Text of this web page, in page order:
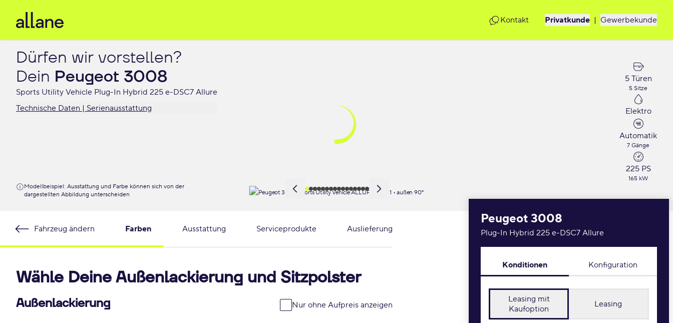
Kontakt Privatkunde | Gewerbekunde
Dürfen wir vorstellen?
Dein Peugeot 3008
Sports Utility Vehicle Plug-In Hybrid 225 e-DSC7 Allure
Technische Daten | Serienausstattung
Modellbeispiel: Ausstattung und Farbe können sich von der
dargestellten Abbildung unterscheiden
5 Türen
5 Sitze
Elektro
Automatik
7 Gänge
225 PS
165 kW
Fahrzeug ändern Farben Ausstattung Serviceprodukte Auslieferung
Wähle Deine Außenlackierung und Sitzpolster
Außenlackierung Nur ohne Aufpreis anzeigen
Peugeot 3008
Plug-In Hybrid 225 e-DSC7 Allure
Konditionen Konfiguration
Leasing mit
Kaufoption
Leasing